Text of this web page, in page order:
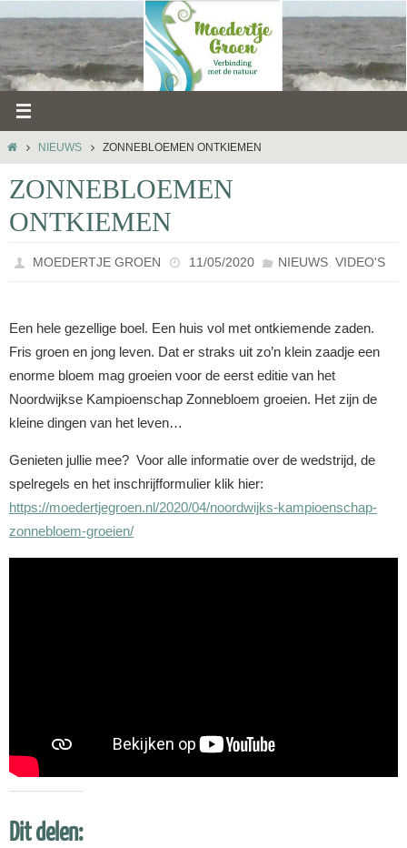
naar
inhoud
HOMENIEUWS ZONNEBLOEMEN ONTKIEMEN
ZONNEBLOEMEN
ONTKIEMEN
MOEDERTJE GROEN 11/05/2020 NIEUWS, VIDEO'S
Een hele gezellige boel. Een huis vol met ontkiemende zaden.
Fris groen en jong leven. Dat er straks uit zo’n klein zaadje een
enorme bloem mag groeien voor de eerst editie van het
Noordwijkse Kampioenschap Zonnebloem groeien. Het zijn de
kleine dingen van het leven…
Genieten jullie mee? Voor alle informatie over de wedstrijd, de
spelregels en het inschrijfformulier klik hier:
https://moedertjegroen.nl/2020/04/noordwijks-kampioenschap-
zonnebloem-groeien/
Dit delen: